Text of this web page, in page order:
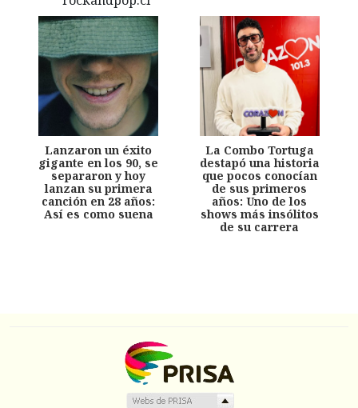
Lanzaron un éxito
gigante en los 90, se
separaron y hoy
lanzan su primera
canción en 28 años:
Así es como suena
La Combo Tortuga
destapó una historia
que pocos conocían
de sus primeros
años: Uno de los
shows más insólitos
de su carrera